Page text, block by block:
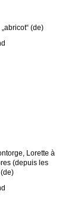
(de)
Lorette à
(depuis les